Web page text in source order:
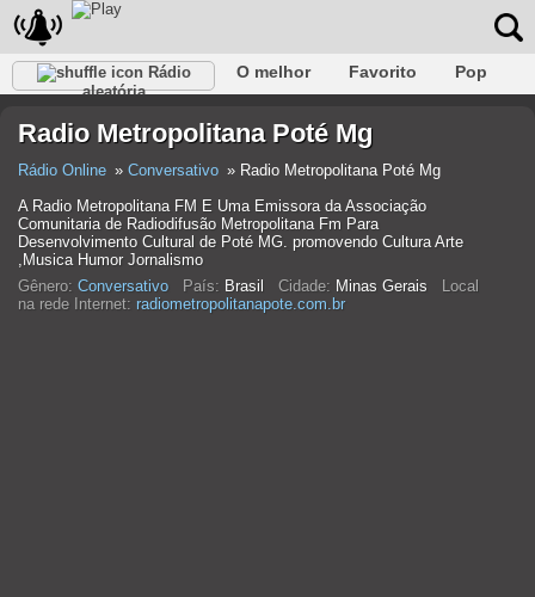
Rádio
aleatória
O melhor Favorito
Pop
Rap
Falk Jazz Bebê Clássico
Radio Metropolitana Poté Mg
Rádio Online Conversativo
Radio Metropolitana Poté Mg
A Radio Metropolitana FM E Uma Emissora da Associação
Comunitaria de Radiodifusão Metropolitana Fm Para
Desenvolvimento Cultural de Poté MG. promovendo Cultura Arte
,Musica Humor Jornalismo
Gênero: Conversativo País: Brasil Cidade: Minas Gerais
Local
na rede Internet: radiometropolitanapote.com.br